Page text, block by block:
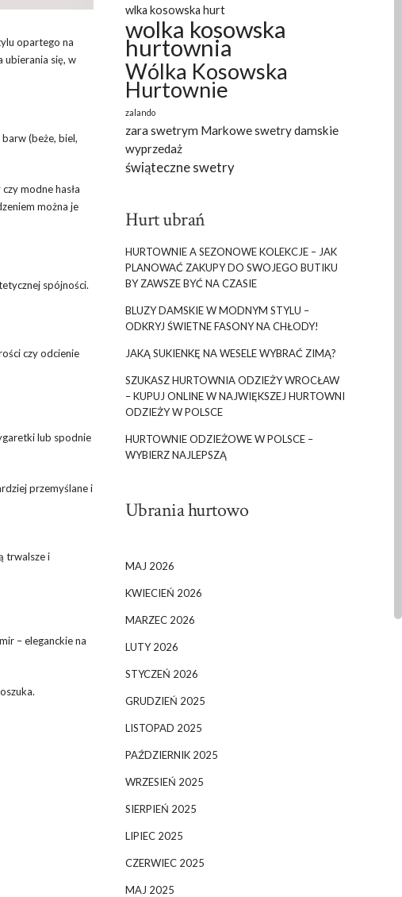
opartego na
ubierania się, w
(beże, biel,
modne hasła
można je
spójności.
czy odcienie
lub spodnie
przemyślane i
trwalsze i
– eleganckie na
wlka kosowska hurt
wolka kosowska
hurtownia
Wólka Kosowska
Hurtownie
zalando
zara swetrym Markowe swetry damskie
wyprzedaż
świąteczne swetry
Hurt ubrań
HURTOWNIE A SEZONOWE KOLEKCJE – JAK
PLANOWAĆ ZAKUPY DO SWOJEGO BUTIKU
BY ZAWSZE BYĆ NA CZASIE
BLUZY DAMSKIE W MODNYM STYLU –
ODKRYJ ŚWIETNE FASONY NA CHŁODY!
JAKĄ SUKIENKĘ NA WESELE WYBRAĆ ZIMĄ?
SZUKASZ HURTOWNIA ODZIEŻY WROCŁAW
– KUPUJ ONLINE W NAJWIĘKSZEJ HURTOWNI
ODZIEŻY W POLSCE
HURTOWNIE ODZIEŻOWE W POLSCE –
WYBIERZ NAJLEPSZĄ
Ubrania hurtowo
MAJ 2026
KWIECIEŃ 2026
MARZEC 2026
LUTY 2026
STYCZEŃ 2026
GRUDZIEŃ 2025
LISTOPAD 2025
PAŹDZIERNIK 2025
WRZESIEŃ 2025
SIERPIEŃ 2025
LIPIEC 2025
CZERWIEC 2025
MAJ 2025